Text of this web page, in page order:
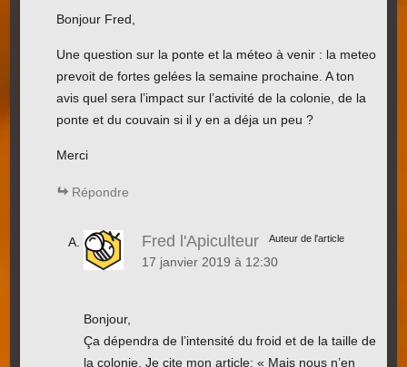
Bonjour Fred,
Une question sur la ponte et la méteo à venir : la meteo
prevoit de fortes gelées la semaine prochaine. A ton
avis quel sera l’impact sur l’activité de la colonie, de la
ponte et du couvain si il y en a déja un peu ?
Merci
Répondre
Fred l'Apiculteur Auteur de l'article
17 janvier 2019 à 12:30
Bonjour,
Ça dépendra de l’intensité du froid et de la taille de
la colonie. Je cite mon article: « Mais nous n’en